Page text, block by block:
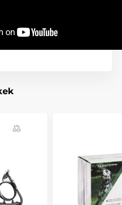
jelek előfordulását és